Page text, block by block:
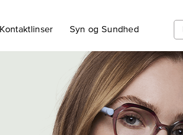
Kontaktlinser Syn og Sundhed